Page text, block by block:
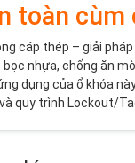
toàn
cáp thép – giải
nhựa, chống ăn
dụng của ổ khóa
quy trình Lockout/